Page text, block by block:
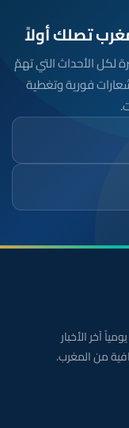
مباشرة لكل الأحداث التي تهمّ
فورية وتغطية
آخر الأخبار
من المغرب.